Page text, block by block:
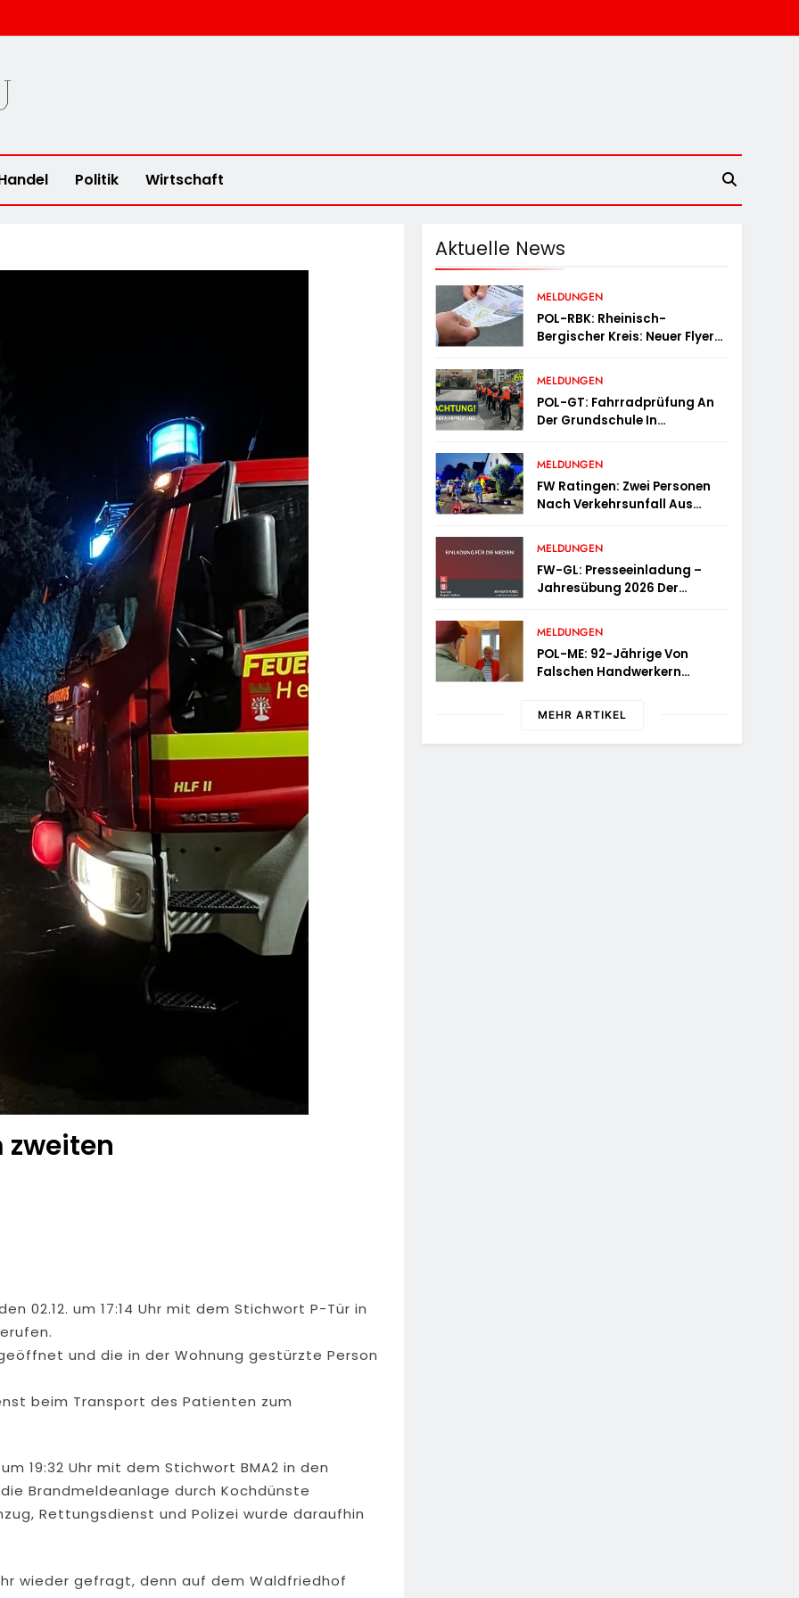
Politik Wirtschaft
zweiten
02.12. um 17:14 Uhr mit dem Stichwort P-Tür in
und die in der Wohnung gestürzte Person
beim Transport des Patienten zum
19:32 Uhr mit dem Stichwort BMA2 in den
Brandmeldeanlage durch Kochdünste
Rettungsdienst und Polizei wurde daraufhin
wieder gefragt, denn auf dem Waldfriedhof
Aktuelle News
MELDUNGEN
POL-RBK: Rheinisch-
Bergischer Kreis: Neuer Flyer
MELDUNGEN
POL-GT: Fahrradprüfung An
Der Grundschule In
MELDUNGEN
FW Ratingen: Zwei Personen
Nach Verkehrsunfall Aus
MELDUNGEN
FW-GL: Presseeinladung –
Jahresübung 2026 Der
Am 20.06.2026
MELDUNGEN
POL-ME: 92-Jährige Von
Falschen Handwerkern
MEHR ARTIKEL